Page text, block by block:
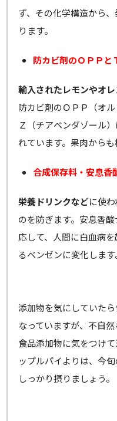
ず、その化学構造から
ります。
防カビ剤のＯＰＰと
輸入されたレモンやオ
防カビ剤のＯＰＰ（オ
Ｚ（チアベンダゾール
れています。果肉からも
合成保存料・安息香
栄養ドリンクなどに使
のを防ぎます。安息香
応して、人間に白血病
るベンゼンに変化します
添加物を気にしていた
なっていますが、不自
食品添加物に気をつけ
ップルパイよりは、今
しっかり摂りましょう。